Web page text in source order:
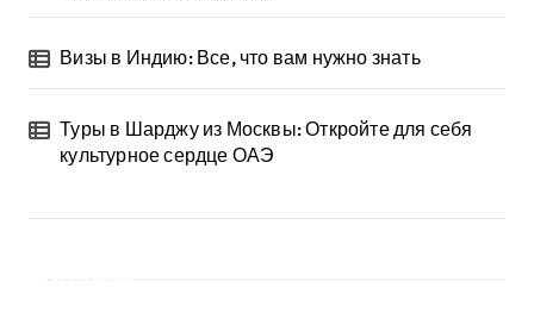
Визы в Индию: Все, что вам нужно знать
Туры в Шарджу из Москвы: Откройте для себя
культурное сердце ОАЭ